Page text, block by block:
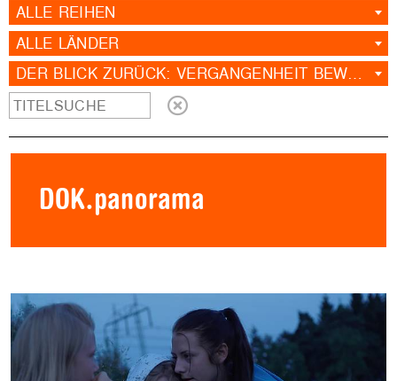
ALLE REIHEN
ALLE LÄNDER
DER BLICK ZURÜCK: VERGANGENHEIT BEWÄLTIGEN
DOK.panorama